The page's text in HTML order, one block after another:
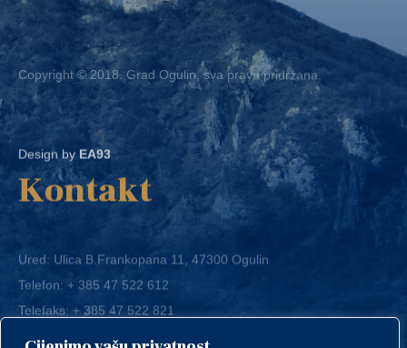
Copyright © 2018. Grad Ogulin, sva prava pridržana.
Design by EA93
Kontakt
Ured: Ulica B.Frankopana 11, 47300 Ogulin
Telefon:+ 385 47 522 612
Telefaks:+ 385 47 522 821
E-mail:grad-ogulin@ogulin.hr